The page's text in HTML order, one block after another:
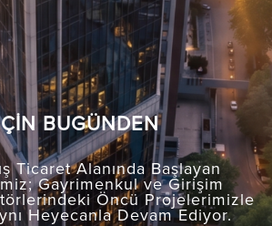
BUGÜNDEN
Ticaret Alanında Başlayan
Gayrimenkul ve Girişim
Öncü Projelerimizle
Heyecanla Devam Ediyor.